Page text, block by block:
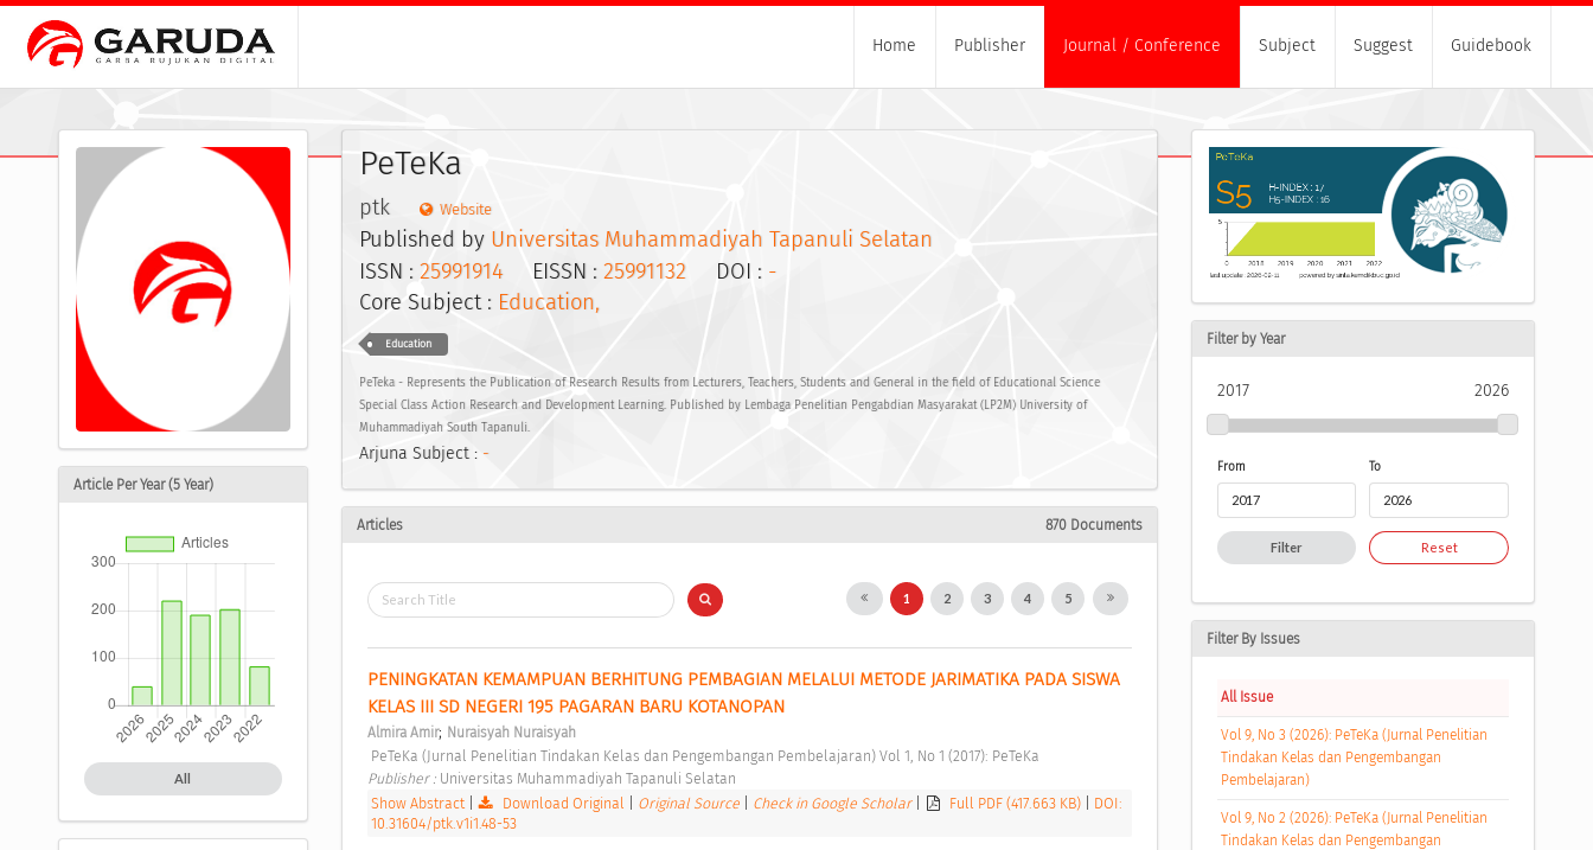
Home Publisher Journal / Conference Subject Suggest Guidebook
Article Per Year (5 Year)
All
PeTeKa
ptk Website
Published by Universitas Muhammadiyah Tapanuli Selatan
ISSN : 25991914EISSN : 25991132DOI : -
Core Subject : Education,
Education
PeTeka - Represents the Publication of Research Results from Lecturers, Teachers, Students and General in the field of Educational Science
Special Class Action Research and Development Learning. Published by Lembaga Penelitian Pengabdian Masyarakat (LP2M) University of
Muhammadiyah South Tapanuli.
Arjuna Subject : -
Articles 870 Documents
1 2 3 4 5
PENINGKATAN KEMAMPUAN BERHITUNG PEMBAGIAN MELALUI METODE JARIMATIKA PADA SISWA
KELAS III SD NEGERI 195 PAGARAN BARU KOTANOPAN
Almira Amir; Nuraisyah Nuraisyah
PeTeKa (Jurnal Penelitian Tindakan Kelas dan Pengembangan Pembelajaran) Vol 1, No 1 (2017): PeTeKa
Publisher : Universitas Muhammadiyah Tapanuli Selatan
Show Abstract| Download Original Original Source Check in Google Scholar Full PDF (417.663 KB)
DOI:
10.31604/ptk.v1i1.48-53
Filter by Year
2017 2026
From To
Filter Reset
Filter By Issues
All Issue
Vol 9, No 3 (2026): PeTeKa (Jurnal Penelitian
Tindakan Kelas dan Pengembangan
Pembelajaran)
Vol 9, No 2 (2026): PeTeKa (Jurnal Penelitian
Tindakan Kelas dan Pengembangan